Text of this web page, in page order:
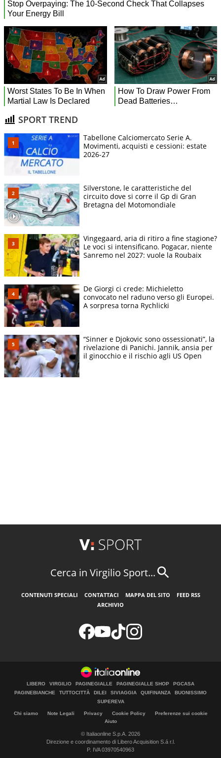
SPORT TREND
Tabellone Calciomercato Serie A.
Movimenti, acquisti e cessioni: estate
2026-27
Silverstone, le caratteristiche del
circuito dove si corre il Gp di Gran
Bretagna del Motomondiale
Vingegaard, aria di ritiro a fine stagione?
Le voci si intensificano. Pogacar, niente
Sanremo nel 2027: vuole la Roubaix
De Giorgi ci crede: Michieletto
convocato nel raduno verso gli Europei.
A sorpresa torna Rychlicki
“Sinner e Djokovic sono ossessionati”, la
rivelazione di Panichi. Jannik, ansia per
il ginocchio e il rischio agli US Open
Cerca in Virgilio Sport...
CONTENUTI SPECIALI CONTATTACI MAPPA DEL SITO
FEED RSS
ARCHIVIO
LIBERO VIRGILIO PAGINEGIALLE PAGINEGIALLE SHOP
PGCASA
PAGINEBIANCHE
TUTTOCITTÀ DILEI SIVIAGGIA QUIFINANZA
BUONISSIMO
SUPEREVA
Chi siamo Note Legali Privacy Cookie Policy
Preferenze sui cookie
Aiuto
© Italiaonline S.p.A. 2026
Direzione e coordinamento di Libero Acquisition S.á r.l.
P. IVA 03970540963